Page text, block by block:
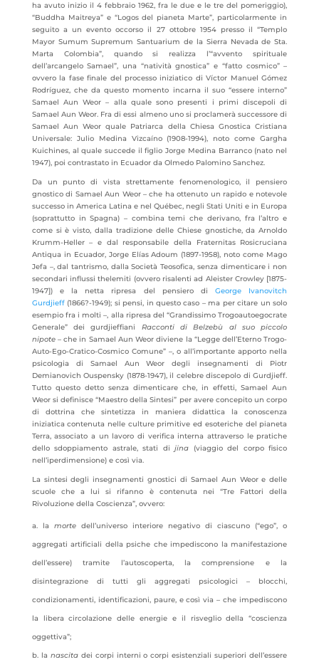
ha avuto inizio il 4 febbraio 1962, fra le due e le tre del pomeriggio),
“Buddha Maitreya” e “Logos del pianeta Marte”, particolarmente in
seguito a un evento occorso il 27 ottobre 1954 presso il “Templo
Mayor Sumum Supremum Santuarium de la Sierra Nevada de Sta.
Marta Colombia”, quando si realizza l’“avvento spirituale
dell’arcangelo Samael”, una “natività gnostica” e “fatto cosmico” –
ovvero la fase finale del processo iniziatico di Víctor Manuel Gómez
Rodríguez, che da questo momento incarna il suo “essere interno”
Samael Aun Weor – alla quale sono presenti i primi discepoli di
Samael Aun Weor. Fra di essi almeno uno si proclamerà successore di
Samael Aun Weor quale Patriarca della Chiesa Gnostica Cristiana
Universale: Julio Medina Vizcaíno (1908-1994), noto come Gargha
Kuichines, al quale succede il figlio Jorge Medina Barranco (nato nel
1947), poi contrastato in Ecuador da Olmedo Palomino Sanchez.
Da un punto di vista strettamente fenomenologico, il pensiero
gnostico di Samael Aun Weor – che ha ottenuto un rapido e notevole
successo in America Latina e nel Québec, negli Stati Uniti e in Europa
(soprattutto in Spagna) – combina temi che derivano, fra l’altro e
come si è visto, dalla tradizione delle Chiese gnostiche, da Arnoldo
Krumm-Heller – e dal responsabile della Fraternitas Rosicruciana
Antiqua in Ecuador, Jorge Elías Adoum (1897-1958), noto come Mago
Jefa –, dal tantrismo, dalla Società Teosofica, senza dimenticare i non
secondari influssi thelemiti (ovvero risalenti ad Aleister Crowley [1875-
1947]) e la netta ripresa del pensiero diGeorge Ivanovitch
Gurdjieff(1866?-1949); si pensi, in questo caso – ma per citare un solo
esempio fra i molti –, alla ripresa del “Grandissimo Trogoautoegocrate
Generale” dei gurdjieffiani
Racconti di Belzebù al suo piccolo
nipote– che in Samael Aun Weor diviene la “Legge dell’Eterno Trogo-
Auto-Ego-Cratico-Cosmico Comune” –, o all’importante apporto nella
psicologia di Samael Aun Weor degli insegnamenti di Piotr
Demianovich Ouspensky (1878-1947), il celebre discepolo di Gurdjieff.
Tutto questo detto senza dimenticare che, in effetti, Samael Aun
Weor si definisce “Maestro della Sintesi” per avere concepito un corpo
di dottrina che sintetizza in maniera didattica la conoscenza
iniziatica contenuta nelle culture primitive ed esoteriche del pianeta
Terra, associato a un lavoro di verifica interna attraverso le pratiche
dello sdoppiamento astrale, stati dijina (viaggio del corpo fisico
nell’iperdimensione) e così via.
La sintesi degli insegnamenti gnostici di Samael Aun Weor e delle
scuole che a lui si rifanno è contenuta nei “Tre Fattori della
Rivoluzione della Coscienza”, ovvero:
la mortedell’universo interiore negativo di ciascuno (“ego”, o
aggregati artificiali della psiche che impediscono la manifestazione
dell’essere) tramite l’autoscoperta, la comprensione e la
disintegrazione di tutti gli aggregati psicologici – blocchi,
condizionamenti, identificazioni, paure, e così via – che impediscono
la libera circolazione delle energie e il risveglio della “coscienza
oggettiva”;
la nascitadei corpi interni o corpi esistenziali superiori dell’essere